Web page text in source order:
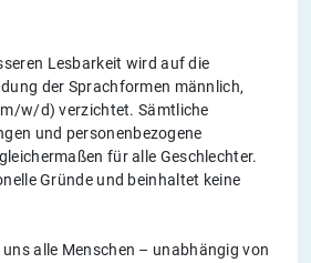
Lesbarkeit wird auf die
der Sprachformen männlich,
w/d) verzichtet. Sämtliche
und personenbezogene
für alle Geschlechter.
Gründe und beinhaltet keine
alle Menschen – unabhängig von